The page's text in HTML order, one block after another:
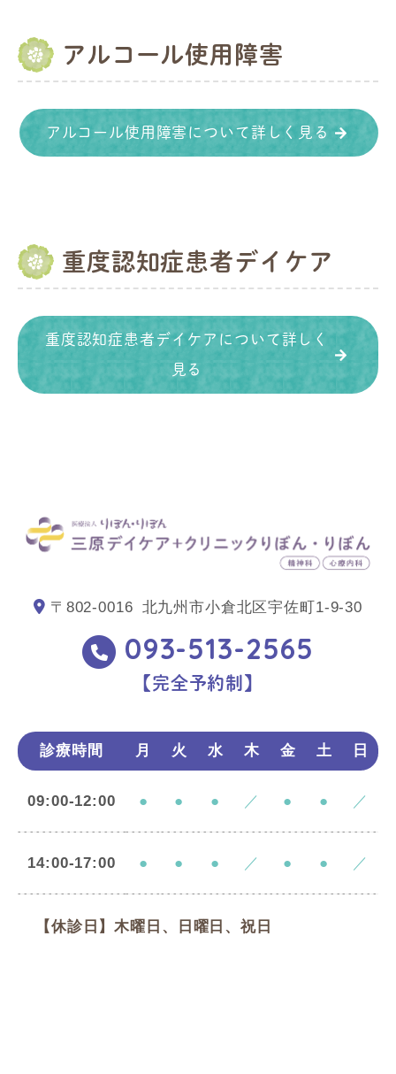
アルコール使用障害
アルコール使用障害について詳しく見る
重度認知症患者デイケア
重度認知症患者デイケアについて詳しく
見る
〒802-0016 北九州市小倉北区宇佐町1-9-30
093-513-2565
【完全予約制】
診療時間 月 火 水 木 金 土 日
09:00-12:00 ● ● ● ／ ● ● ／
14:00-17:00 ● ● ● ／ ● ● ／
【休診日】木曜日、日曜日、祝日